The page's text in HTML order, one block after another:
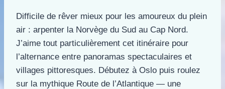
Difficile de rêver mieux pour les amoureux du plein
air : arpenter la Norvège du Sud au Cap Nord.
J’aime tout particulièrement cet itinéraire pour
l’alternance entre panoramas spectaculaires et
villages pittoresques. Débutez à Oslo puis roulez
sur la mythique Route de l’Atlantique — une